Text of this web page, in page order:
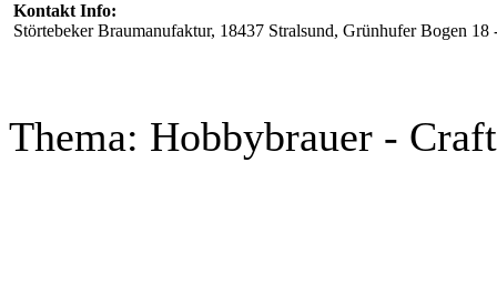
Kontakt Info:
Störtebeker Braumanufaktur, 18437 Stralsund, Grünhufer Bogen 18
Thema: Hobbybrauer -